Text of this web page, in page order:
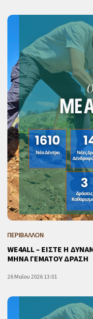
ΠΕΡΙΒΑΛΛΟΝ
WE4ALL – ΕΙΣΤΕ Η
ΜΗΝΑ ΓΕΜΑΤΟΥ ΔΡΑΣΗ
26 Μαΐου 2026 13:01